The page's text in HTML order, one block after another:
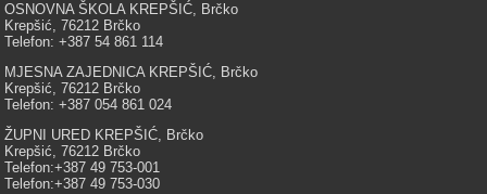
OSNOVNA ŠKOLA KREPŠIĆ, Brčko
Krepšić, 76212 Brčko
Telefon: +387 54 861 114
MJESNA ZAJEDNICA KREPŠIĆ, Brčko
Krepšić, 76212 Brčko
Telefon: +387 054 861 024
ŽUPNI URED KREPŠIĆ, Brčko
Krepšić, 76212 Brčko
Telefon:+387 49 753-001
Telefon:+387 49 753-030